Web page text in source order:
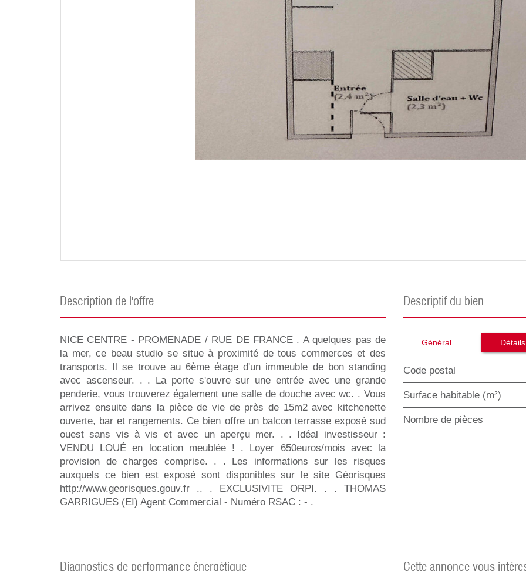
description de l'offre
NICE CENTRE - PROMENADE / RUE DE FRANCE . A quelques pas de
la mer, ce beau studio se situe à proximité de tous commerces et des
transports. Il se trouve au 6ème étage d'un immeuble de bon standing
avec ascenseur. . . La porte s'ouvre sur une entrée avec une grande
penderie, vous trouverez également une salle de douche avec wc. . Vous
arrivez ensuite dans la pièce de vie de près de 15m2 avec kitchenette
ouverte, bar et rangements. Ce bien offre un balcon terrasse exposé sud
ouest sans vis à vis et avec un aperçu mer. . . Idéal investisseur :
VENDU LOUÉ en location meublée ! . Loyer 650euros/mois avec la
provision de charges comprise. . . Les informations sur les risques
auxquels ce bien est exposé sont disponibles sur le site Géorisques
http://www.georisques.gouv.fr .. . EXCLUSIVITE ORPI. . . THOMAS
GARRIGUES (EI) Agent Commercial - Numéro RSAC : - .
descriptif du bien
Général
Code postal
Surface habitable (m²)
Nombre de pièces
diagnostics de performance énergétique cette annonce vous